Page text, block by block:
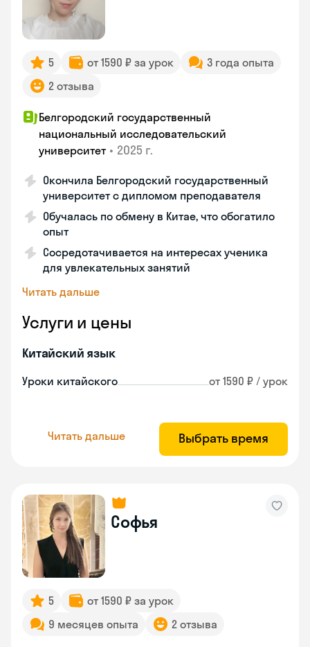
5 от 1590 ₽ за урок
3 года опыта
2 отзыва
Белгородский государственный
национальный исследовательский
университет • 2025 г.
Окончила Белгородский государственный
университет с дипломом преподавателя
Обучалась по обмену в Китае, что обогатило
опыт
Сосредотачивается на интересах ученика
для увлекательных занятий
Читать дальше
Услуги и цены
Китайский язык
Уроки китайского от 1590 ₽ / урок
Читать дальше Выбрать время
Софья
5
от 1590 ₽ за урок
9 месяцев опыта
2 отзыва